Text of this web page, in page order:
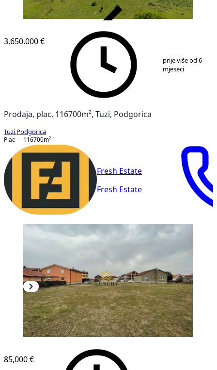
1 10
3,650.000 €
prije više od 6
mjeseci
Prodaja, plac, 116700m², Tuzi, Podgorica
Tuzi Podgorica
Plac
116700m²
Fresh Estate
Fresh Estate
85,000 €